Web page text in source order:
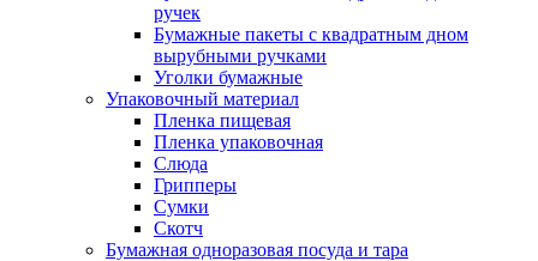
ручек
Бумажные пакеты с квадратным дном
вырубными ручками
Уголки бумажные
Упаковочный материал
Пленка пищевая
Пленка упаковочная
Слюда
Грипперы
Сумки
Скотч
Бумажная одноразовая посуда и тара